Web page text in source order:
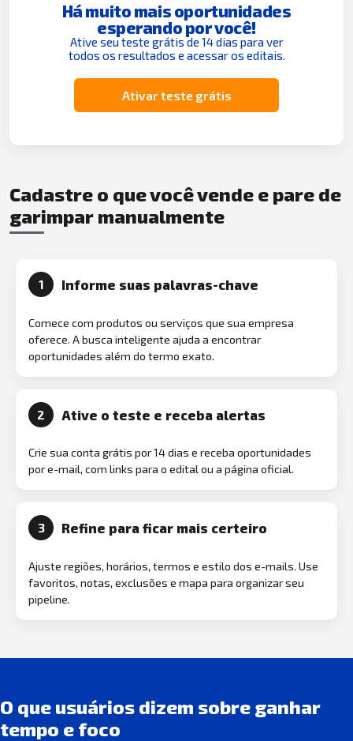
Há muito mais oportunidades
esperando por você!
Ative seu teste grátis de 14 dias para ver
todos os resultados e acessar os editais.
Ativar teste grátis
Cadastre o que você vende e pare de
garimpar manualmente
1 Informe suas palavras-chave
Comece com produtos ou serviços que sua empresa
oferece. A busca inteligente ajuda a encontrar
oportunidades além do termo exato.
2 Ative o teste e receba alertas
Crie sua conta grátis por 14 dias e receba oportunidades
por e-mail, com links para o edital ou a página oficial.
3 Refine para ficar mais certeiro
Ajuste regiões, horários, termos e estilo dos e-mails. Use
favoritos, notas, exclusões e mapa para organizar seu
pipeline.
O que usuários dizem sobre ganhar
tempo e foco